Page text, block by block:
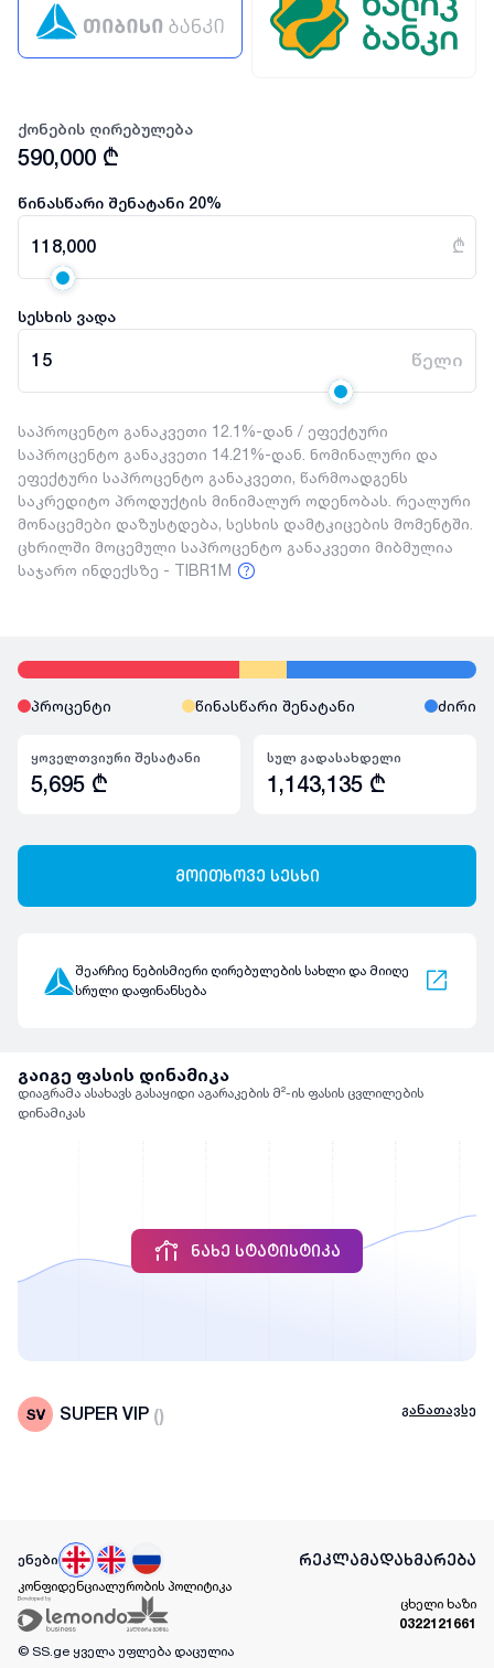
ქონების ღირებულება
590,000 ₾
წინასწარი შენატანი 20%
118,000 ₾
სესხის ვადა
15 წელი
საპროცენტო განაკვეთი 12.1%-დან / ეფექტური
საპროცენტო განაკვეთი 14.21%-დან. ნომინალური და
ეფექტური საპროცენტო განაკვეთი, წარმოადგენს
საკრედიტო პროდუქტის მინიმალურ ოდენობას. რეალური
მონაცემები დაზუსტდება, სესხის დამტკიცების მომენტში.
ცხრილში მოცემული საპროცენტო განაკვეთი მიბმულია
საჯარო ინდექსზე - TIBR1M
პროცენტი წინასწარი შენატანი ძირი
ყოველთვიური შესატანი
5,695 ₾
სულ გადასახდელი
1,143,135 ₾
მოითხოვე სესხი
შეარჩიე ნებისმიერი ღირებულების სახლი და მიიღე
სრული დაფინანსება
გაიგე ფასის დინამიკა
დიაგრამა ასახავს გასაყიდი აგარაკების მ²-ის ფასის ცვლილების
დინამიკას
ᲜᲐᲮᲔ ᲡᲢᲐᲢᲘᲡᲢᲘᲙᲐ
SUPER VIP () განათავსე
ენები რეკლამადახმარება
კონფიდენციალურობის პოლიტიკა
ცხელი ხაზი
0322121661
© SS.ge ყველა უფლება დაცულია